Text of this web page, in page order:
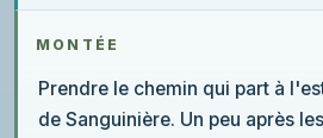
MONTÉE
Prendre le chemin qui part à l'est vers
de Sanguinière. Un peu après